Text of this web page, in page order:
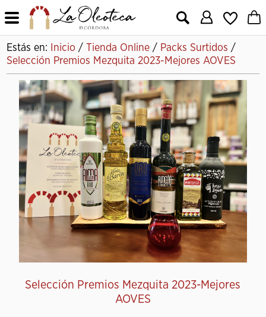
X
Estás en: Inicio / Tienda Online / Packs Surtidos /
Selección Premios Mezquita 2023-Mejores AOVES
Selección Premios Mezquita 2023-Mejores
AOVES